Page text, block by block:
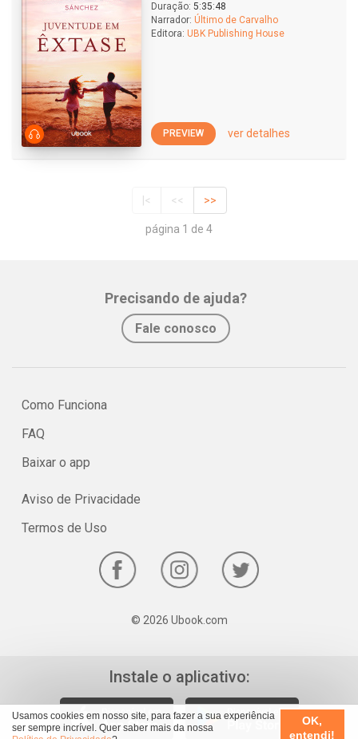
Usamos cookies em nosso site, para fazer a sua experiência
ser sempre incrível. Quer saber mais da nossa
OK,
entendi!
Duração: 5:35:48
Narrador: Último de Carvalho
Editora: UBK Publishing House
PREVIEW ver detalhes
|< << >>
página 1 de 4
Precisando de ajuda?
Fale conosco
Como Funciona
FAQ
Baixar o app
Aviso de Privacidade
Termos de Uso
© 2026 Ubook.com
Instale o aplicativo: